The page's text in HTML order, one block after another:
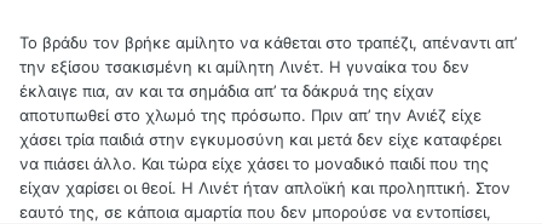
Το βράδυ τον βρήκε αμίλητο να κάθεται στο τραπέζι, απέναντι απ’
την εξίσου τσακισμένη κι αμίλητη Λινέτ. Η γυναίκα του δεν
έκλαιγε πια, αν και τα σημάδια απ’ τα δάκρυά της είχαν
αποτυπωθεί στο χλωμό της πρόσωπο. Πριν απ’ την Ανιέζ είχε
χάσει τρία παιδιά στην εγκυμοσύνη και μετά δεν είχε καταφέρει
να πιάσει άλλο. Και τώρα είχε χάσει το μοναδικό παιδί που της
είχαν χαρίσει οι θεοί. Η Λινέτ ήταν απλοϊκή και προληπτική. Στον
εαυτό της, σε κάποια αμαρτία που δεν μπορούσε να εντοπίσει,